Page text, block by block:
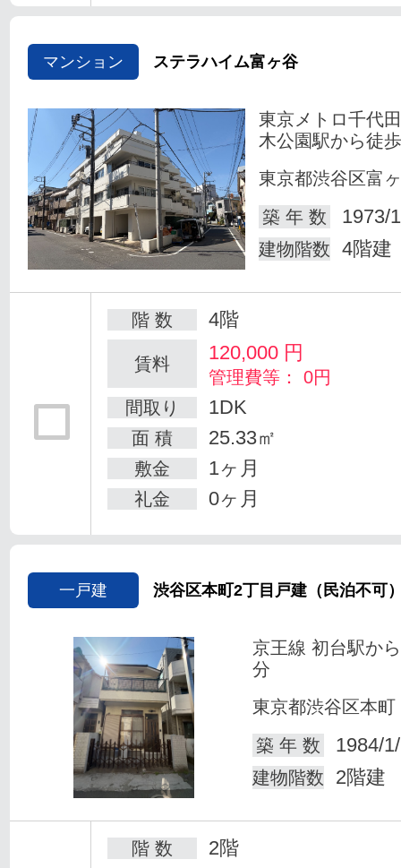
マンション ステラハイム富ヶ谷
東京メトロ千代
木公園駅から徒
東京都渋谷区富
築 年 数
1973/
建物階数 4階建
階 数 4階
賃料 120,000 円
管理費等： 0円
間取り
1DK
面 積 25.33㎡
敷金 1ヶ月
礼金 0ヶ月
一戸建 渋谷区本町2丁目戸建（民泊不可
京王線 初台駅か
分
東京都渋谷区本町
築 年 数
1984/
建物階数 2階建
階 数 2階